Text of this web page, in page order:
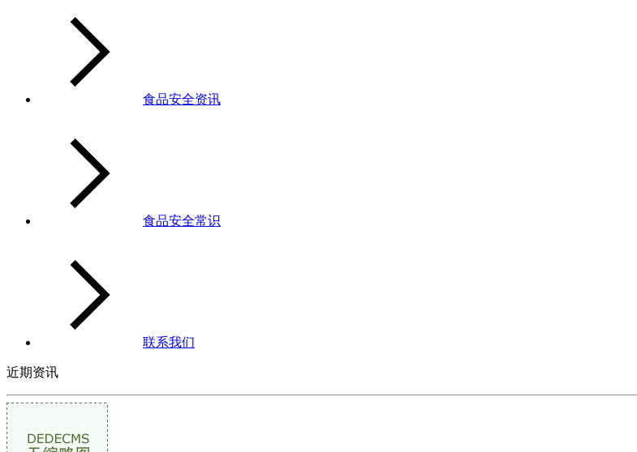
食品安全资讯
食品安全常识
联系我们
近期资讯